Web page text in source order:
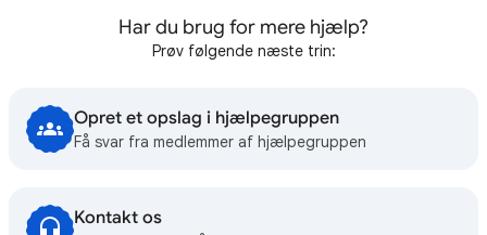
Har du brug for mere hjælp?
Prøv følgende næste trin:
Opret et opslag i hjælpegruppen
Få svar fra medlemmer af hjælpegruppen
Kontakt os